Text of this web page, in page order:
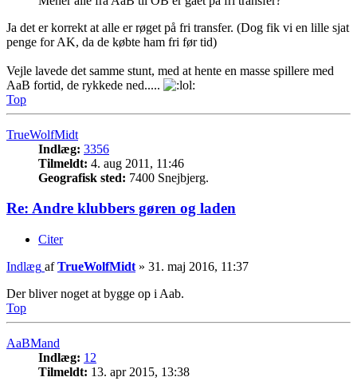
Ja det er korrekt at alle er røget på fri transfer. (Dog fik vi en lille sjat
penge for AK, da de købte ham fri før tid)
Vejle lavede det samme stunt, med at hente en masse spillere med
AaB fortid, de rykkede ned.....
Top
TrueWolfMidt
Indlæg: 3356
Tilmeldt: 4. aug 2011, 11:46
Geografisk sted: 7400 Snejbjerg.
Re: Andre klubbers gøren og laden
Citer
Indlæg afTrueWolfMidt » 31. maj 2016, 11:37
Der bliver noget at bygge op i Aab.
Top
AaBMand
Indlæg: 12
Tilmeldt: 13. apr 2015, 13:38